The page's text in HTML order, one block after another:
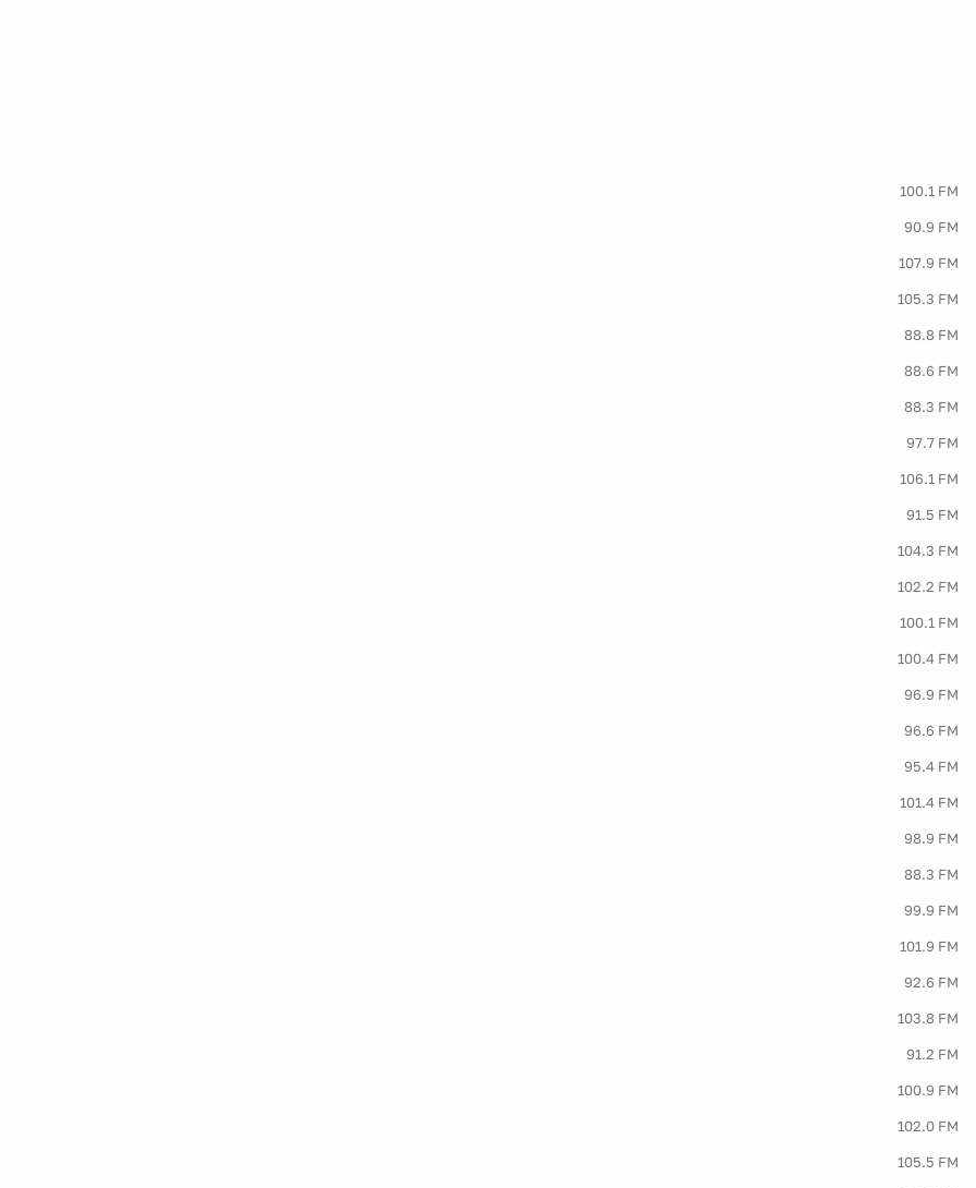
100.1 FM
90.9 FM
107.9 FM
105.3 FM
88.8 FM
88.6 FM
88.3 FM
97.7 FM
106.1 FM
91.5 FM
104.3 FM
102.2 FM
100.1 FM
100.4 FM
96.9 FM
96.6 FM
95.4 FM
101.4 FM
98.9 FM
88.3 FM
99.9 FM
101.9 FM
92.6 FM
103.8 FM
91.2 FM
100.9 FM
102.0 FM
105.5 FM